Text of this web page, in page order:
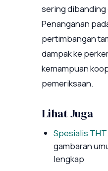
sering dibanding
Penanganan
pertimbangan
dampak ke
kemampuan
pemeriksaan.
Lihat Juga
Spesialis
gambaran
lengkap